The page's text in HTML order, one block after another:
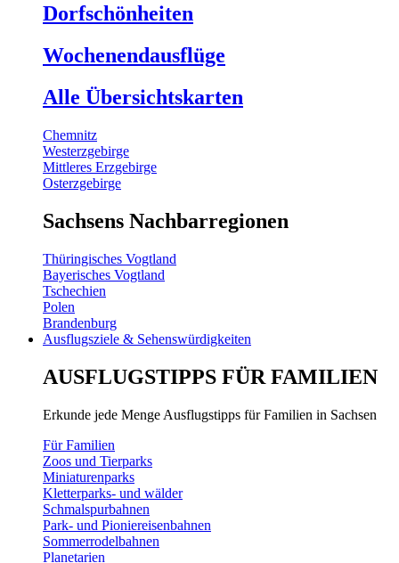
Dorfschönheiten
Wochenendausflüge
Alle Übersichtskarten
Chemnitz
Westerzgebirge
Mittleres Erzgebirge
Osterzgebirge
Sachsens Nachbarregionen
Thüringisches Vogtland
Bayerisches Vogtland
Tschechien
Polen
Brandenburg
Ausflugsziele & Sehenswürdigkeiten
AUSFLUGSTIPPS FÜR FAMILIEN
Erkunde jede Menge Ausflugstipps für Familien in Sachsen
Für Familien
Zoos und Tierparks
Miniaturenparks
Kletterparks- und wälder
Schmalspurbahnen
Park- und Pioniereisenbahnen
Sommerrodelbahnen
Planetarien